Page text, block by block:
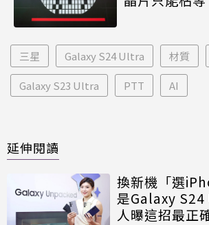
三星 Galaxy S24 Ultra 材質
Galaxy S23 Ultra PTT AI
延伸閱讀
換新機「選
是Galaxy
人曝這招最正